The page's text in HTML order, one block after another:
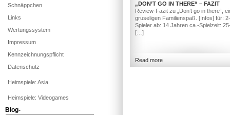
„DON’T GO IN THERE“ – FAZIT
Review-Fazit zu „Don’t go in there“,
gruseligen Familienspaß. [Infos] für:
Spieler ab: 14 Jahren ca.-Spielzeit:
[…]
Read more
Schnäppchen
Links
Wertungssystem
Impressum
Kennzeichnungspflicht
Datenschutz
Heimspiele: Asia
Heimspiele: Videogames
Blog-